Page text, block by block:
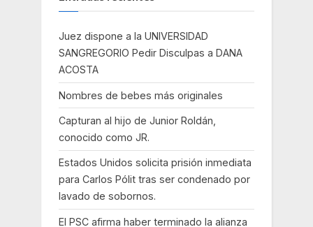
Juez dispone a la UNIVERSIDAD
SANGREGORIO Pedir Disculpas a DANA
ACOSTA
Nombres de bebes más originales
Capturan al hijo de Junior Roldán,
conocido como JR.
Estados Unidos solicita prisión inmediata
para Carlos Pólit tras ser condenado por
lavado de sobornos.
El PSC afirma haber terminado la alianza